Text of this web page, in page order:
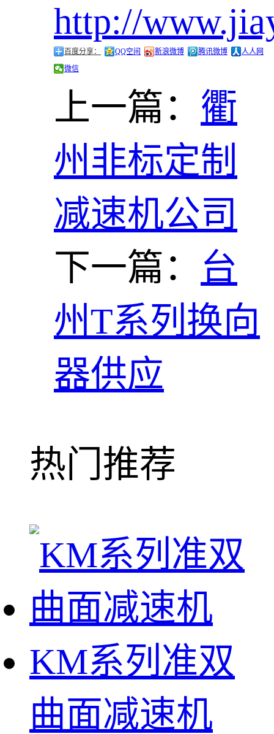
http://
百度分享： QQ空间 新浪微博 腾讯微博
人人网
微信
上一篇： 衢
州非标定制
减速机公司
下一篇： 台
州T系列换向
器供应
热门推荐
KM系列准双
曲面减速机